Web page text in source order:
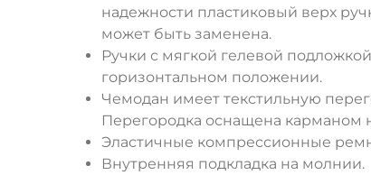
надежности пластиковый верх
может быть заменена.
Ручки с мягкой гелевой
горизонтальном положении.
Чемодан имеет текстильную
Перегородка оснащена карманом
Эластичные компрессионные
Внутренняя подкладка на молнии.